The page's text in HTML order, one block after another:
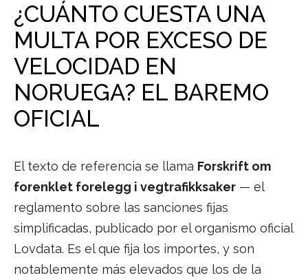
¿CUÁNTO CUESTA UNA
MULTA POR EXCESO DE
VELOCIDAD EN
NORUEGA? EL BAREMO
OFICIAL
El texto de referencia se llama Forskrift om
forenklet forelegg i vegtrafikksaker — el
reglamento sobre las sanciones fijas
simplificadas, publicado por el organismo oficial
Lovdata. Es el que fija los importes, y son
notablemente más elevados que los de la